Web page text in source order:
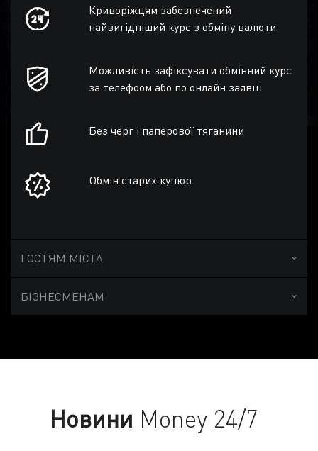
Криворіжцям забезпечений
найвигідніший курс з обміну валюти
Можливість зафіксувати обмінний курс
за телефоом або по онлайн заявці
Без черг і паперової тяганини
Обмін старих купюр
ГОСТЯМ МІСТА
БІЗНЕСМЕНАМ
Новини Money 24/7